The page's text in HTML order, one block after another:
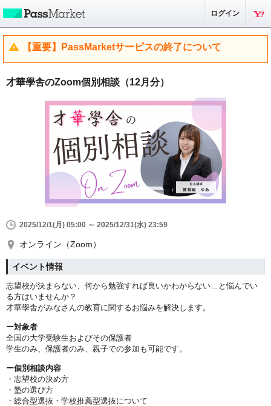
ログイン
【重要】PassMarketサービスの終了について
才華學舎のZoom個別相談（12月分）
2025/12/1(月) 05:00 ～ 2025/12/31(水) 23:59
オンライン（Zoom）
イベント情報
志望校が決まらない、何から勉強すれば良いかわからない…と悩んでい
る方はいませんか？
才華學舎がみなさんの教育に関するお悩みを解決します。
ー対象者
全国の大学受験生およびその保護者
学生のみ、保護者のみ、親子での参加も可能です。
ー個別相談内容
・志望校の決め方
・塾の選び方
・総合型選抜・学校推薦型選抜について